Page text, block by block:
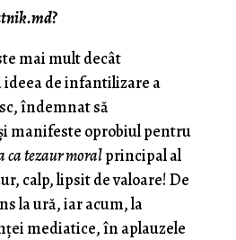
?
mai mult decât
de infantilizare a
îndemnat să
manifeste oprobiul pentru
ca tezaur moralprincipal al
calp, lipsit de valoare! De
la ură, iar acum, la
mediatice, în aplauzele